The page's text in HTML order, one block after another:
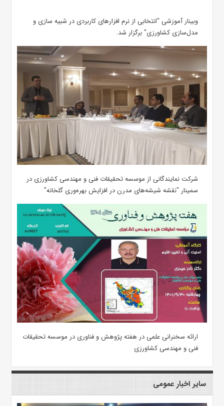
وبینار آموزشی "انتخابی از نرم افزارهای کاربردی در شبیه سازی و
مدل‌سازی کشاورزی" برگزار شد.
شرکت نمایندگانی از موسسه تحقیقات فنی و مهندسی کشاورزی در
سمینار "نقشه شیشه‌های مدرن در افزایش بهره‌وری گلخانه"
ارائه سخنرانی علمی در هفته پژوهش و فناوری در موسسه تحقیقات
فنی و مهندسی کشاورزی
سایر اخبار عمومی